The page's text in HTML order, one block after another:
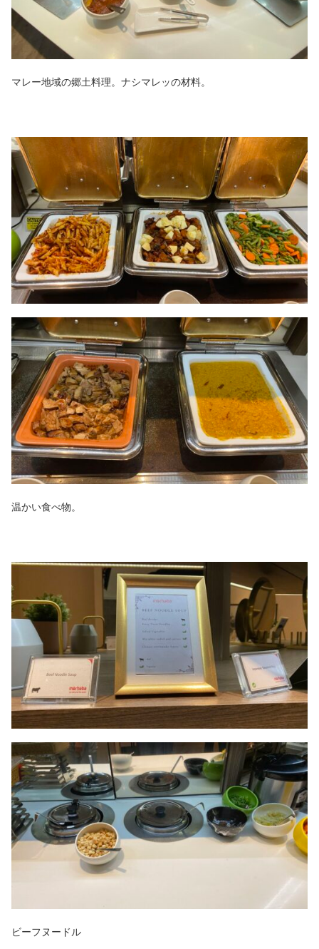
マレー地域の郷土料理。ナシマレッの材料。
温かい食べ物。
ビーフヌードル